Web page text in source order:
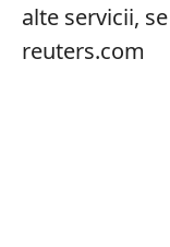
alte servicii,
reuters.com